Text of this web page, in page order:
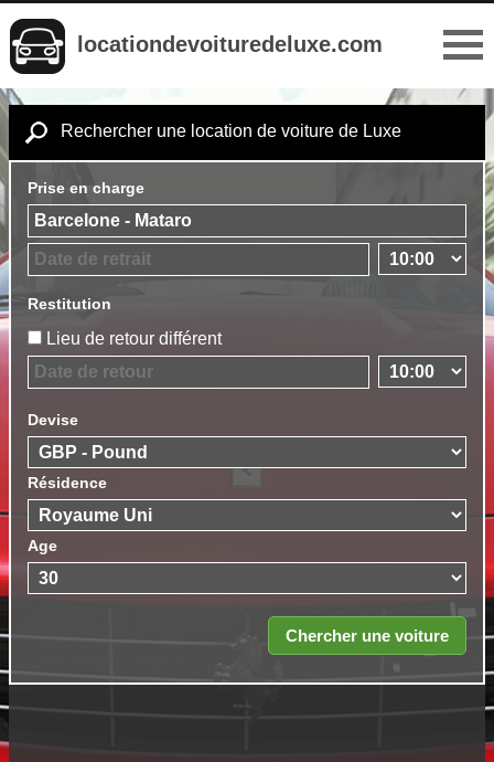
locationdevoituredeluxe.com
Rechercher une location de voiture de Luxe
Prise en charge
Restitution
Lieu de retour différent
Devise
Résidence
Age